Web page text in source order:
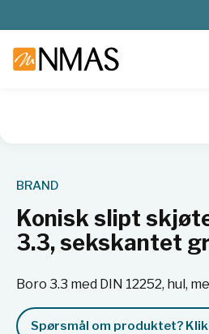
BRAND
Konisk slipt
3.3, sekskantet
Boro 3.3 med DIN 12252, hul,
Spørsmål om produktet?